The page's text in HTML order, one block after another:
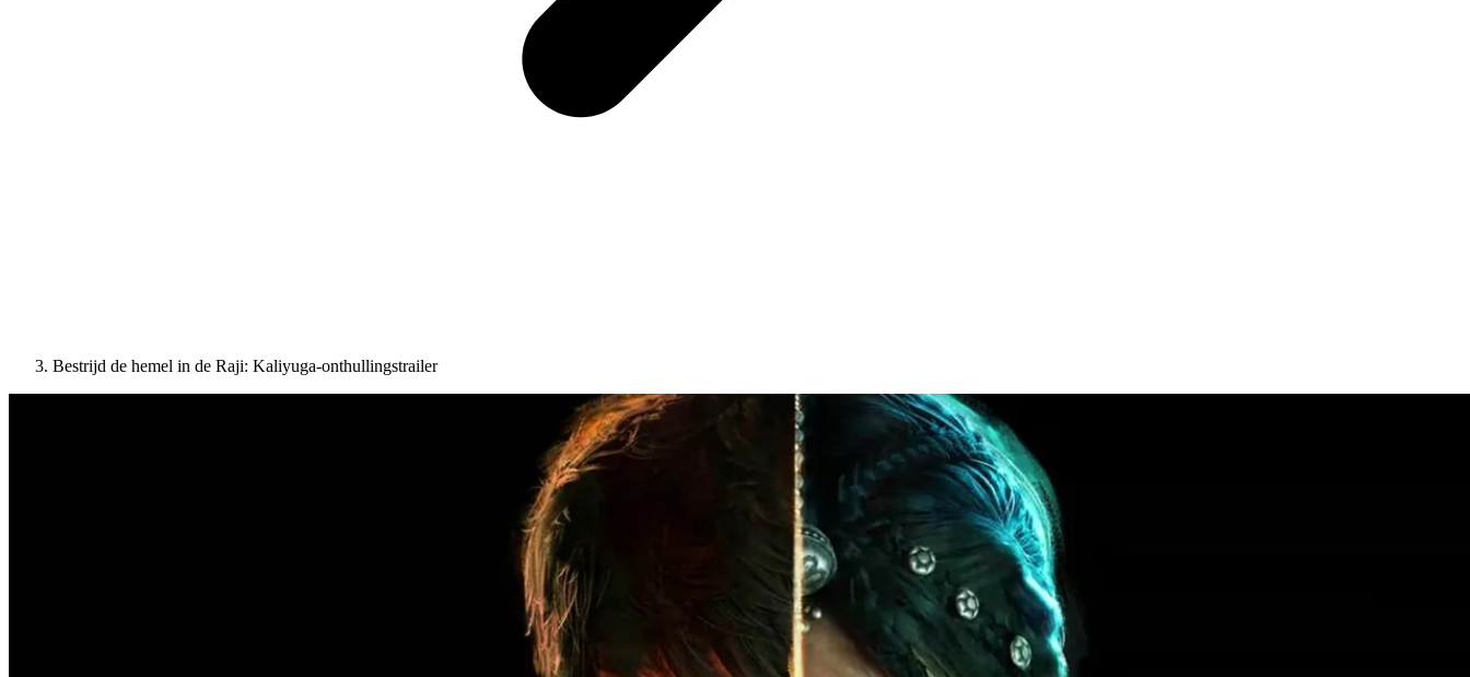
Bestrijd de hemel in de Raji: Kaliyuga-onthullingstrailer